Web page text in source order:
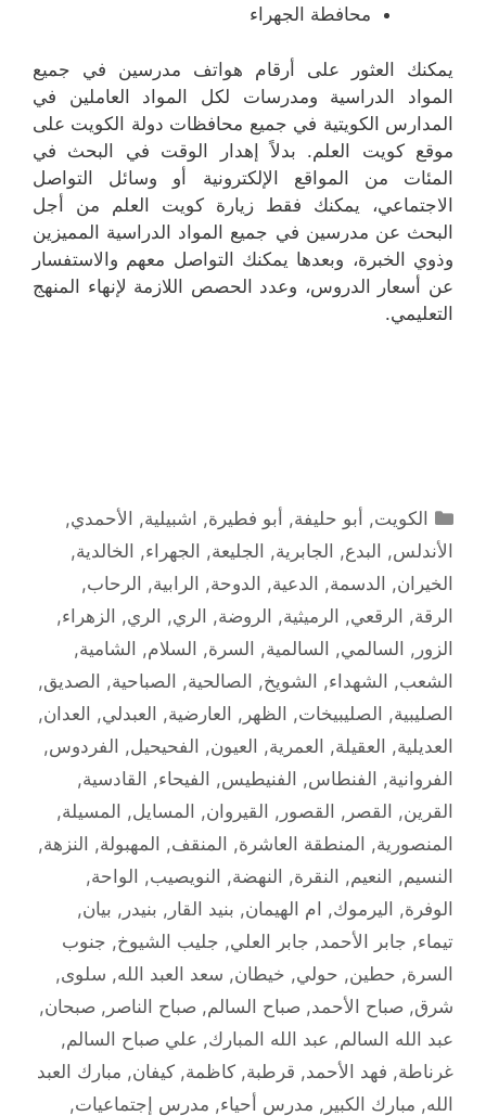
محافطة الجهراء
يمكنك العثور على أرقام هواتف مدرسين في جميع
المواد الدراسية ومدرسات لكل المواد العاملين في
المدارس الكويتية في جميع محافظات دولة الكويت على
موقع كويت العلم. بدلاً إهدار الوقت في البحث في
المئات من المواقع الإلكترونية أو وسائل التواصل
الاجتماعي، يمكنك فقط زيارة كويت العلم من أجل
البحث عن مدرسين في جميع المواد الدراسية المميزين
وذوي الخبرة، وبعدها يمكنك التواصل معهم والاستفسار
عن أسعار الدروس، وعدد الحصص اللازمة لإنهاء المنهج
التعليمي.
التصنيفات
الكويت, أبو حليفة, أبو فطيرة, اشبيلية, الأحمدي,
الأندلس, البدع, الجابرية, الجليعة, الجهراء, الخالدية,
الخيران, الدسمة, الدعية, الدوحة, الرابية, الرحاب,
الرقة, الرقعي, الرميثية, الروضة, الري, الري, الزهراء,
الزور , السالمي, السالمية, السرة, السلام, الشامية,
الشعب, الشهداء, الشويخ, الصالحية, الصباحية, الصديق,
الصليبية, الصليبيخات, الظهر , العارضية, العبدلي, العدان,
العديلية, العقيلة, العمرية, العيون, الفحيحيل, الفردوس,
الفروانية, الفنطاس, الفنيطيس, الفيحاء, القادسية,
القرين, القصر , القصور , القيروان, المسايل, المسيلة,
المنصورية, المنطقة العاشرة, المنقف, المهبولة, النزهة,
النسيم, النعيم, النقرة, النهضة, النويصيب, الواحة,
الوفرة, اليرموك, ام الهيمان, بنيد القار , بنيدر , بيان,
تيماء, جابر الأحمد, جابر العلي, جليب الشيوخ, جنوب
السرة, حطين, حولي, خيطان, سعد العبد الله, سلوى,
شرق, صباح الأحمد, صباح السالم, صباح الناصر , صبحان,
عبد الله السالم, عبد الله المبارك, علي صباح السالم,
غرناطة, فهد الأحمد, قرطبة, كاظمة, كيفان, مبارك العبد
الله, مبارك الكبير , مدرس أحياء, مدرس إجتماعيات,